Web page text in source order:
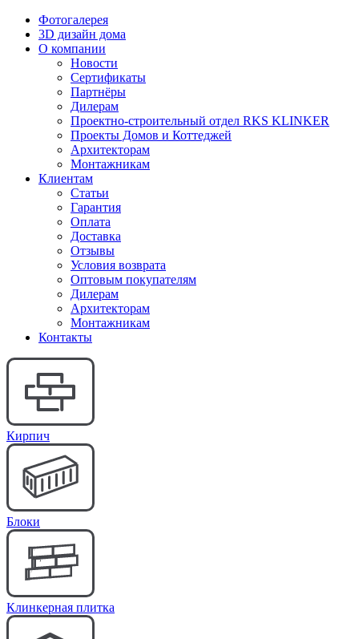
Фотогалерея
3D дизайн дома
О компании
Новости
Сертификаты
Партнёры
Дилерам
Проектно-строительный отдел RKS KLINKER
Проекты Домов и Коттеджей
Архитекторам
Монтажникам
Клиентам
Статьи
Гарантия
Оплата
Доставка
Отзывы
Условия возврата
Оптовым покупателям
Дилерам
Архитекторам
Монтажникам
Контакты
Кирпич
Блоки
Клинкерная плитка